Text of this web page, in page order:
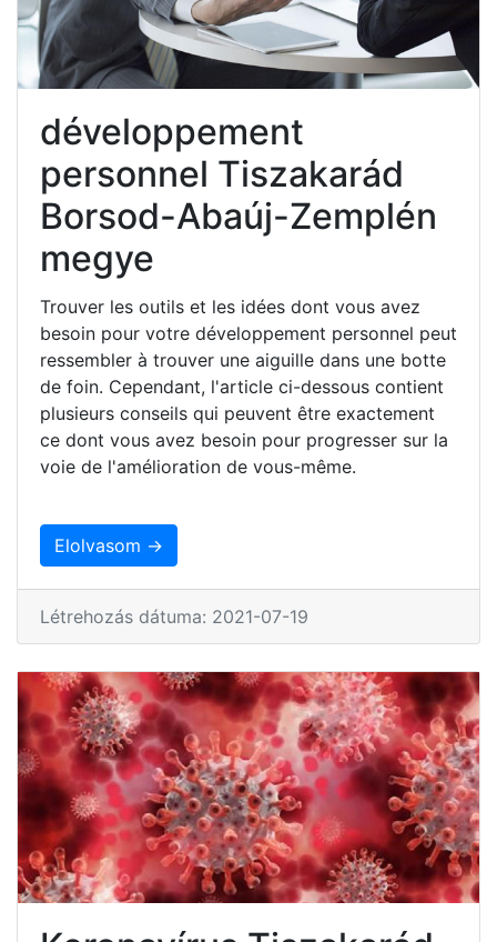
développement
personnel Tiszakarád
Borsod-Abaúj-Zemplén
megye
Trouver les outils et les idées dont vous avez
besoin pour votre développement personnel peut
ressembler à trouver une aiguille dans une botte
de foin. Cependant, l'article ci-dessous contient
plusieurs conseils qui peuvent être exactement
ce dont vous avez besoin pour progresser sur la
voie de l'amélioration de vous-même.
Elolvasom →
Létrehozás dátuma: 2021-07-19